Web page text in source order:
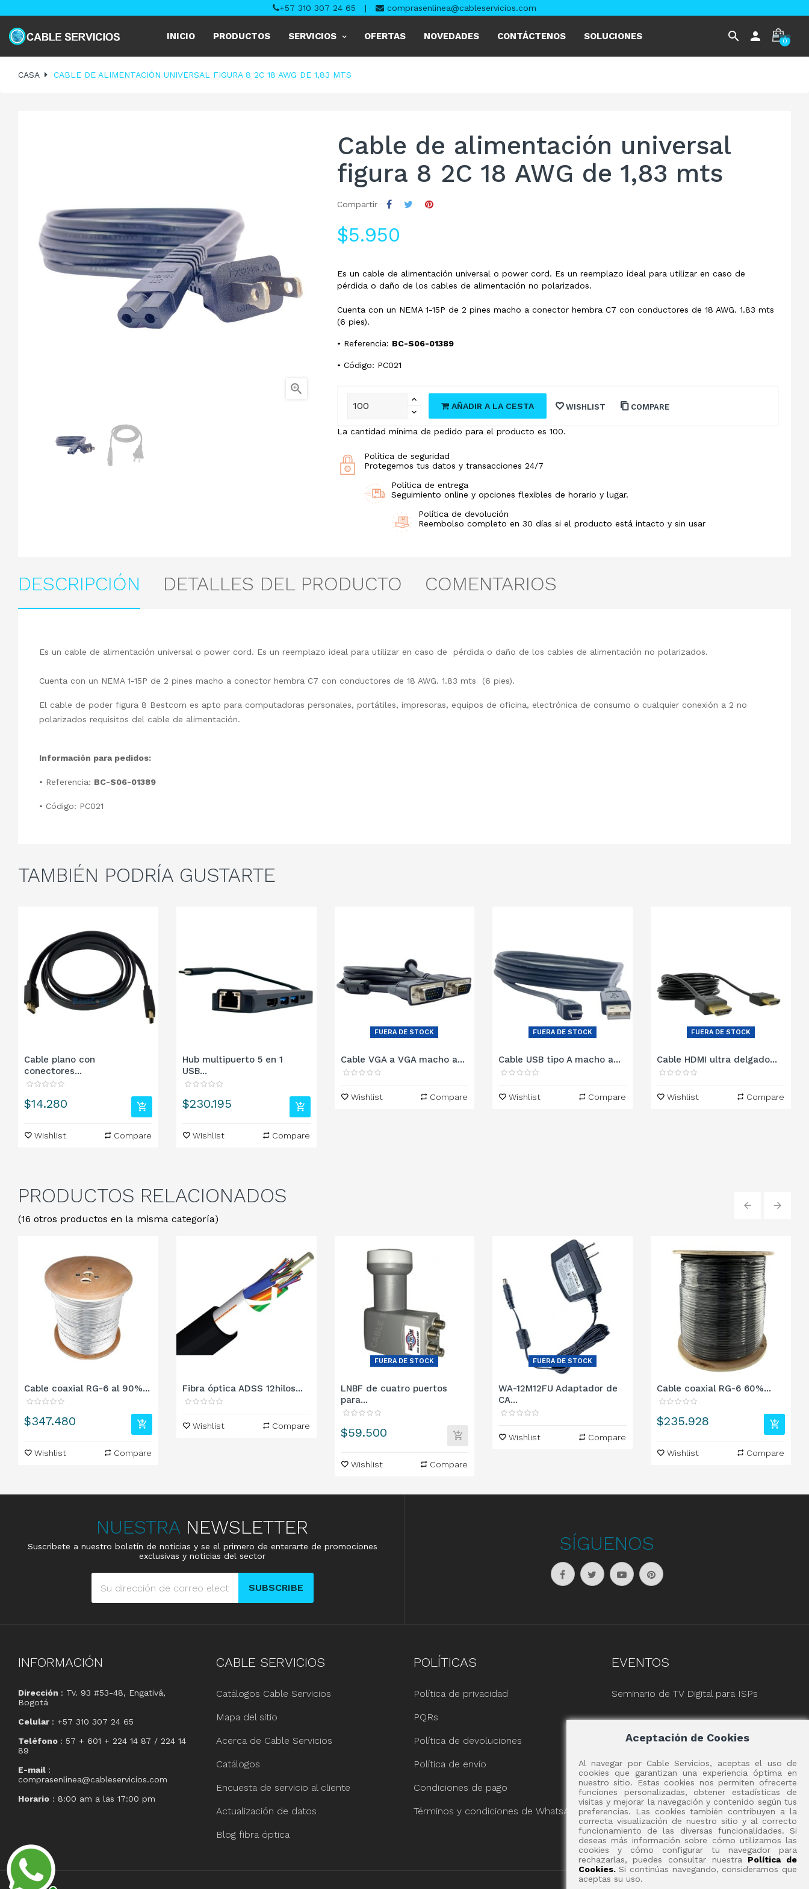
+57 310 307 24 65 | comprasenlinea@cableservicios.com
INICIO PRODUCTOS SERVICIOS OFERTAS NOVEDADES CONTÁCTENOS SOLUCIONES search person 0
CASA CABLE DE ALIMENTACIÓN UNIVERSAL FIGURA 8 2C 18 AWG DE 1,83 MTS

Cable de alimentación universal
figura 8 2C 18 AWG de 1,83 mts
Compartir
$5.950
Es un cable de alimentación universal o power cord. Es un reemplazo ideal para utilizar en caso de
pérdida o daño de los cables de alimentación no polarizados.
Cuenta con un NEMA 1-15P de 2 pines macho a conector hembra C7 con conductores de 18 AWG. 1.83 mts
(6 pies).
• Referencia: BC-S06-01389
• Código: PC021
AÑADIR A LA CESTA WISHLIST COMPARE
La cantidad mínima de pedido para el producto es 100.
Política de seguridad
Protegemos tus datos y transacciones 24/7
Política de entrega
Seguimiento online y opciones flexibles de horario y lugar.
Política de devolución
Reembolso completo en 30 días si el producto está intacto y sin usar
DESCRIPCIÓN DETALLES DEL PRODUCTO COMENTARIOS
Es un cable de alimentación universal o power cord. Es un reemplazo ideal para utilizar en caso de pérdida o daño de los cables de alimentación no polarizados.
Cuenta con un NEMA 1-15P de 2 pines macho a conector hembra C7 con conductores de 18 AWG. 1.83 mts (6 pies).
El cable de poder figura 8 Bestcom es apto para computadoras personales, portátiles, impresoras, equipos de oficina, electrónica de consumo o cualquier conexión a 2 no
polarizados requisitos del cable de alimentación.
Información para pedidos:
• Referencia: BC-S06-01389
• Código: PC021
TAMBIÉN PODRÍA GUSTARTE
Cable plano con
conectores...
Precio
$14.280
Wishlist Compare
Hub multipuerto 5 en 1
USB...
Precio
$230.195
Wishlist Compare
FUERA DE STOCK
Cable VGA a VGA macho a...
Wishlist Compare
FUERA DE STOCK
Cable USB tipo A macho a...
Wishlist Compare
FUERA DE STOCK
Cable HDMI ultra delgado...
Wishlist Compare
PRODUCTOS RELACIONADOS
(16 otros productos en la misma categoría)
Cable coaxial RG-6 al 90%...
Precio
$347.480
Wishlist Compare
Fibra óptica ADSS 12hilos...
Wishlist Compare
FUERA DE STOCK
LNBF de cuatro puertos
para...
Precio
$59.500
Wishlist Compare
FUERA DE STOCK
WA-12M12FU Adaptador de
CA...
Wishlist Compare
Cable coaxial RG-6 60%...
Precio
$235.928
Wishlist Compare
NUESTRA NEWSLETTER
Suscribete a nuestro boletín de noticias y se el primero de enterarte de promociones
exclusivas y noticias del sector
SUBSCRIBE
SÍGUENOS
INFORMACIÓN
Dirección : Tv. 93 #53-48, Engativá,
Bogotá
Celular : +57 310 307 24 65
Teléfono : 57 + 601 + 224 14 87 / 224 14
89
E-mail :
comprasenlinea@cableservicios.com
Horario : 8:00 am a las 17:00 pm
CABLE SERVICIOS
Catálogos Cable Servicios
Mapa del sitio
Acerca de Cable Servicios
Catálogos
Encuesta de servicio al cliente
Actualización de datos
Blog fibra óptica
POLÍTICAS
Política de privacidad
PQRs
Política de devoluciones
Política de envío
Condiciones de pago
Términos y condiciones de WhatsApp
EVENTOS
Seminario de TV Digital para ISPs
Aceptación de Cookies
Al navegar por Cable Servicios, aceptas el uso de
cookies que garantizan una experiencia óptima en
nuestro sitio. Estas cookies nos permiten ofrecerte
funciones personalizadas, obtener estadísticas de
visitas y mejorar la navegación y contenido según tus
preferencias. Las cookies también contribuyen a la
correcta visualización de nuestro sitio y al correcto
funcionamiento de las diversas funcionalidades. Si
deseas más información sobre cómo utilizamos las
cookies y cómo configurar tu navegador para
rechazarlas, puedes consultar nuestra Política de
Cookies.Si continúas navegando, consideramos que
aceptas su uso.